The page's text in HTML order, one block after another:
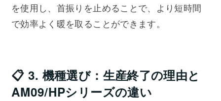
を使用し、首振りを止めることで、より短時間
で効率よく暖を取ることができます。
📋 3. 機種選び：生産終了の理由と
AM09/HPシリーズの違い